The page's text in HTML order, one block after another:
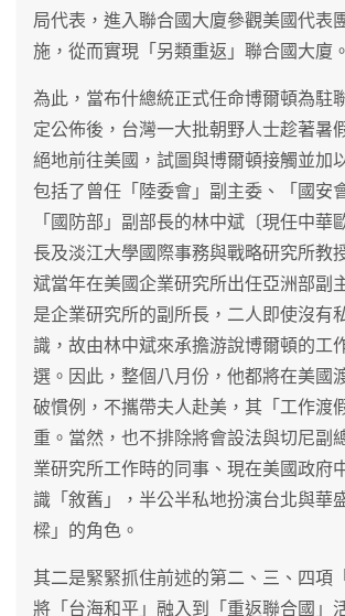
局代表，進入聯合國大廈參觀美國代表
施，從而實現「另類重返」聯合國大廈。
為此，當布什總統正式任命博爾頓為駐
定公佈後，台灣一大批朝野人士趁著暑
絕地前往美國，試圖與博爾頓接觸並加
包括了曾任「陸委會」副主委、「國安
「國防部」副部長的林中斌〔現任中華
長及淡江大學國際事務與戰略研究所教
斌當年在美國企業研究所出任亞洲部副
是企業研究所的副所長，二人即使沒有
識，故由林中斌來承擔游說博爾頓的工
選。因此，整個八月份，他都將在美國
破慣例，不攜帶夫人赴美，其「工作渡
重。當然，也不排除將會設法與切尼副
業研究所工作時的同事、現在美國政府
識「敘舊」，半公半私地扮演台北與華
樑」的角色。
其二是緊緊抓住前述的第二、三、四項
將「台海和平」融入到「重返聯合國」